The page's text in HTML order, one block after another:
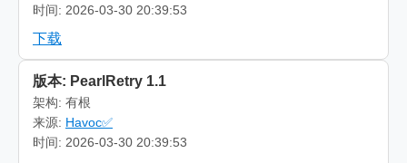
时间: 2026-03-30 20:39:53
下载
版本: PearlRetry 1.1
架构: 有根
来源: Havoc✅
时间: 2026-03-30 20:39:53